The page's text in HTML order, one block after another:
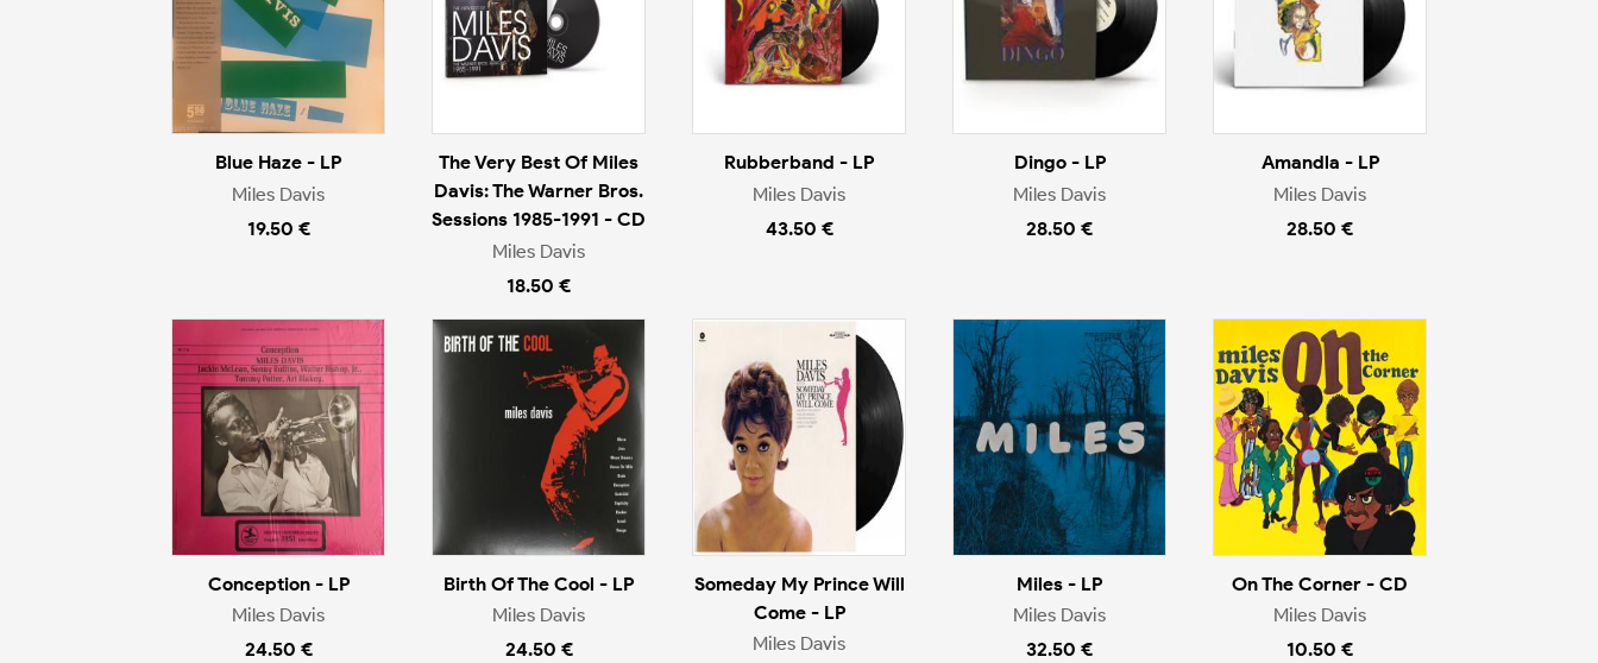
Blue Haze - LP
Miles Davis
19.50 €
The Very Best Of Miles
Davis: The Warner Bros.
Sessions 1985-1991 - CD
Miles Davis
18.50 €
Rubberband - LP
Miles Davis
43.50 €
Dingo - LP
Miles Davis
28.50 €
Amandla - LP
Miles Davis
28.50 €
Conception - LP
Miles Davis
24.50 €
Birth Of The Cool - LP
Miles Davis
24.50 €
Someday My Prince Will
Come - LP
Miles Davis
Miles - LP
Miles Davis
32.50 €
On The Corner - CD
Miles Davis
10.50 €